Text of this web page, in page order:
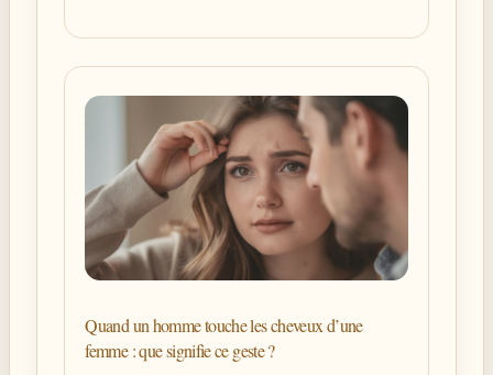
Quand un homme touche les cheveux d’une
femme : que signifie ce geste ?